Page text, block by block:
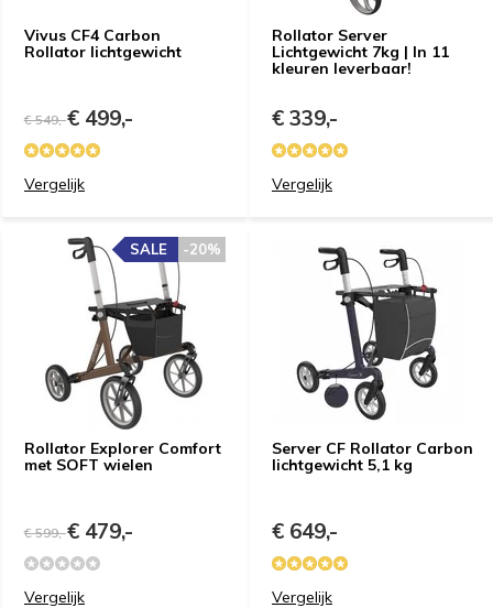
Vivus CF4 Carbon
Rollator lichtgewicht
€ 549,-€ 499,-
Vergelijk
Rollator Server
Lichtgewicht 7kg | In 11
kleuren leverbaar!
€ 339,-
Vergelijk
Rollator Explorer Comfort
met SOFT wielen
-20%
SALE
€ 599,-€ 479,-
Vergelijk
Server CF Rollator Carbon
lichtgewicht 5,1 kg
€ 649,-
Vergelijk